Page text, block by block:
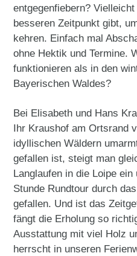
entgegenfiebern?
besseren Zeitpunkt gibt,
kehren. Einfach mal
ohne Hektik und Termine.
funktionieren als in den
Bayerischen Waldes?
Bei Elisabeth und Hans
Ihr Kraushof am Ortsrand
idyllischen Wäldern
gefallen ist, steigt man
Langlaufen in die Loipe
Stunde Rundtour durch
gefallen. Und ist das
fängt die Erholung so
Ausstattung mit viel Holz
herrscht in unseren